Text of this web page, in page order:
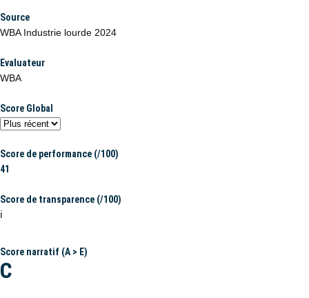
Source
WBA Industrie lourde 2024
Evaluateur
WBA
Score Global
Score de performance (/100)
41
Score de transparence (/100)
ℹ️
Score narratif (A > E)
C